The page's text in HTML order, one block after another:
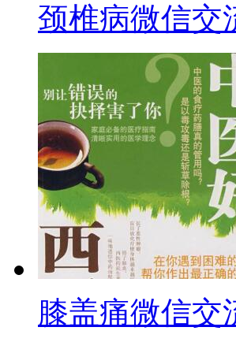
颈椎病微信交
膝盖痛微信交